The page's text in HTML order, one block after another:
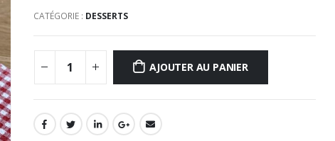
CATÉGORIE : DESSERTS
AJOUTER AU PANIER